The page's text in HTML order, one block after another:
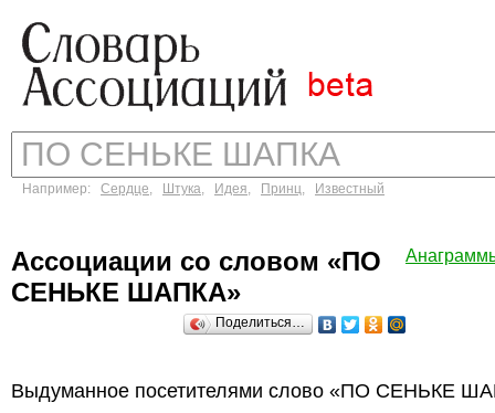
Например: Сердце, Штука, Идея, Принц, Известный
Ассоциации со словом «ПО
СЕНЬКЕ ШАПКА»
Поделиться…
Выдуманное посетителями слово «ПО СЕНЬКЕ